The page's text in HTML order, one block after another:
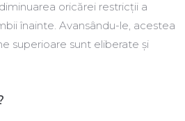
oricărei restricţii a
înainte. Avansându-le, acestea
superioare sunt eliberate și